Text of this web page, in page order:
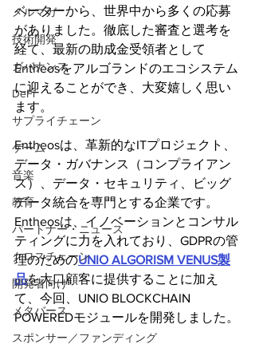
メルマガ
技術開発
ガバナンス
DeFi
サプライチェーン
ゲーム
音楽
教育
パートナー・ニュース
クロスチェーン
開発者向け
メタバース
スポンサー／ファンディング
ベーターから、世界中から多くの応募
がありました。徹底した審査と選考を
経て、最新の助成金受領者として
Entheosをアルゴランドのエコシステム
に迎えることができ、大変嬉しく思い
ます。
Entheosは、革新的なITプロジェクト、
データ・ガバナンス（コンプライアン
ス）、データ・セキュリティ、ビッグ
データ統合を専門とする企業です。
Entheosは、イノベーションとコンサル
ティングに力を入れており、GDPRの管
理のためのUNIO ALGORISM VENUS製
品を大口顧客に提供することに加え
て、今回、UNIO BLOCKCHAIN
POWEREDモジュールを開発しました。